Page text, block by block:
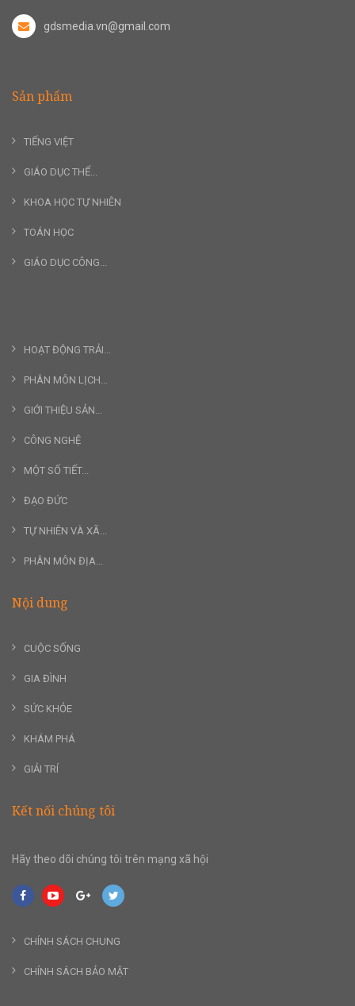
gdsmedia.vn@gmail.com
Sản phẩm
TIẾNG VIỆT
GIÁO DỤC THỂ...
KHOA HỌC TỰ NHIÊN
TOÁN HỌC
GIÁO DỤC CÔNG...
HOẠT ĐỘNG TRẢI...
PHÂN MÔN LỊCH...
GIỚI THIỆU SẢN...
CÔNG NGHỆ
MỘT SỐ TIẾT...
ĐẠO ĐỨC
TỰ NHIÊN VÀ XÃ...
PHÂN MÔN ĐỊA...
Nội dung
CUỘC SỐNG
GIA ĐÌNH
SỨC KHỎE
KHÁM PHÁ
GIẢI TRÍ
Kết nối chúng tôi
Hãy theo dõi chúng tôi trên mạng xã hội
CHÍNH SÁCH CHUNG
CHÍNH SÁCH BẢO MẬT